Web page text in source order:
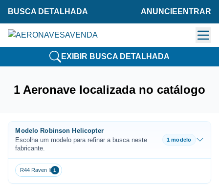
BUSCA DETALHADA ANUNCIE ENTRAR
EXIBIR BUSCA DETALHADA
1 Aeronave localizada no catálogo
Modelo Robinson Helicopter
Escolha um modelo para refinar a busca neste
fabricante.
1 modelo
R44 Raven Ii 1